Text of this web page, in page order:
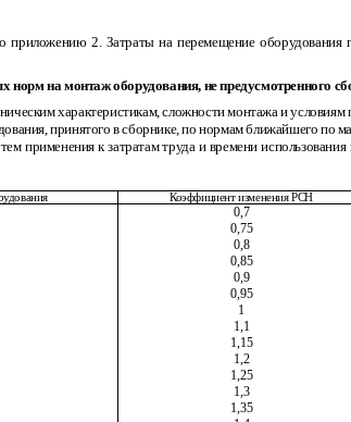
приложению 2. Затраты на перемещение
норм на монтаж оборудования, не предусмотренного
характеристикам, сложности монтажа и условиям
принятого в сборнике, по нормам ближайшего по
применения к затратам труда и времени
Коэффициент изменения РСН
0,7
0,75
0,8
0,85
0,9
0,95
1
1,1
1,15
1,2
1,25
1,3
1,35